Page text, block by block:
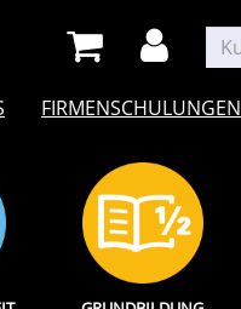
FIRMENSCHULUNGEN